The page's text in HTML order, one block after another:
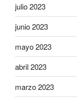
julio 2023
junio 2023
mayo 2023
abril 2023
marzo 2023